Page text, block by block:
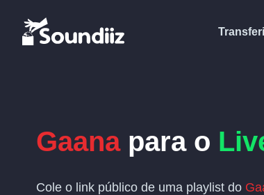
Gaanapara o
Cole o link público de uma playlist do